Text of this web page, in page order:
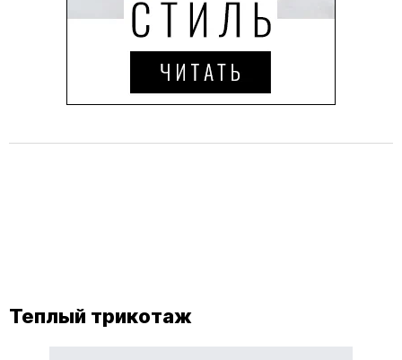
Теплый трикотаж